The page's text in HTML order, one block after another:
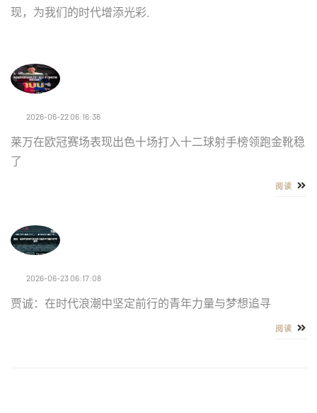
现，为我们的时代增添光彩.
2026-06-22 06:16:36
莱万在欧冠赛场表现出色十场打入十二球射手榜领跑金靴稳
了
阅读
2026-06-23 06:17:08
贾诚：在时代浪潮中坚定前行的青年力量与梦想追寻
阅读